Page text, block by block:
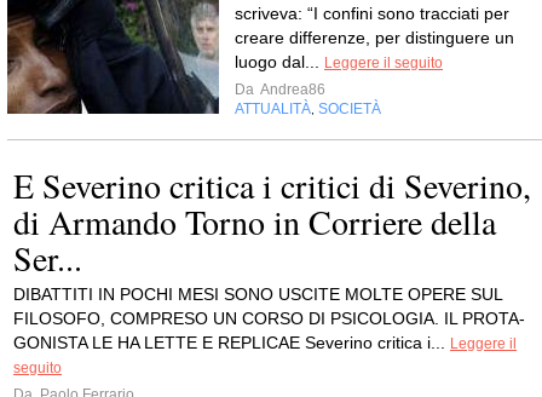
scriveva: “I confini sono tracciati per
creare differenze, per distinguere un
luogo dal...
Leggere il seguito
Da Andrea86
ATTUALITÀ SOCIETÀ
E Severino critica i critici di Severino,
di Armando Torno in Corriere della
Ser...
DIBATTITI IN POCHI MESI SONO USCITE MOLTE OPERE SUL
FILOSOFO, COMPRESO UN CORSO DI PSICOLOGIA. IL PROTA-
GONISTA LE HA LETTE E REPLICAE Severino critica i...
Leggere il
seguito